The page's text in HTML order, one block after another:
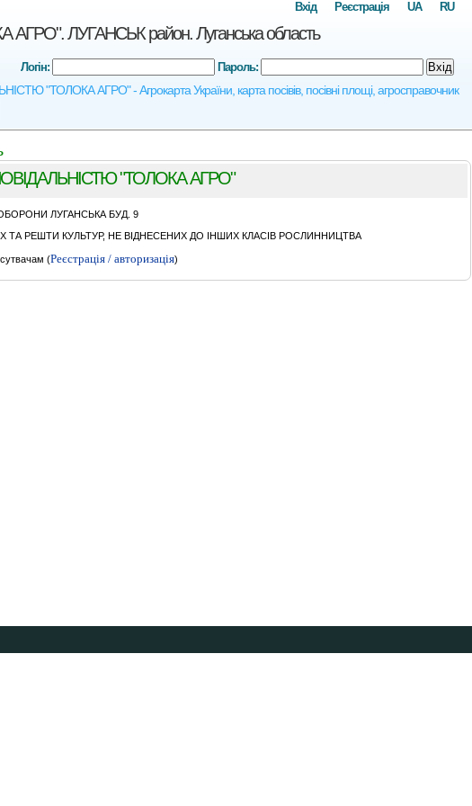
ЛУГАНСЬК район. Луганська область
АГРО" - Агрокарта України, карта посівів, посівні площі, агросправочник
RU
UA
Реєстрація
Вхід
Логін: Пароль: Вхід
"ТОЛОКА АГРО"
ЛУГАНСЬКА БУД. 9
РЕШТИ КУЛЬТУР, НЕ ВІДНЕСЕНИХ ДО ІНШИХ КЛАСІВ РОСЛИННИЦТВА
(Реєстрація / авторизація)